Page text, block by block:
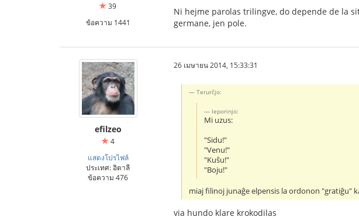
39
ข้อความ 1441
Ni hejme parolas trilingve, do depende de la
germane, jen pole.
efilzeo
4
แสดงโปรไฟล์
ประเทศ: อิตาลี
ข้อความ 476
26 เมษายน 2014, 15:33:31
Terurĉjo:
leporinjo:
Mi uzus:
"Sidu!"
"Venu!"
"Kuŝu!"
"Boju!"
miaj filinoj junaĝe elpensis la ordonon "gratiĝu"
via hundo klare krokodilas